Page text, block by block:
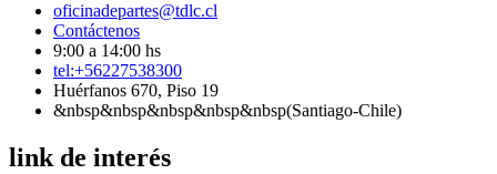
oficinadepartes@tdlc.cl
Contáctenos
9:00 a 14:00 hs
tel:+56227538300
Huérfanos 670, Piso 19
&nbsp&nbsp&nbsp&nbsp&nbsp(Santiago-Chile)
link de interés